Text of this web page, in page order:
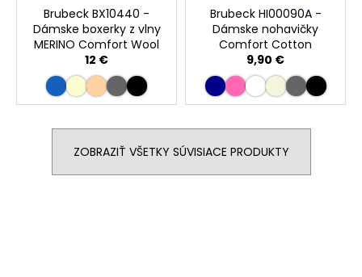
Brubeck BX10440 -
Dámske boxerky z vlny
MERINO Comfort Wool
12 €
Brubeck HI00090A -
Dámske nohavičky
Comfort Cotton
9,90 €
ZOBRAZIŤ VŠETKY SÚVISIACE PRODUKTY